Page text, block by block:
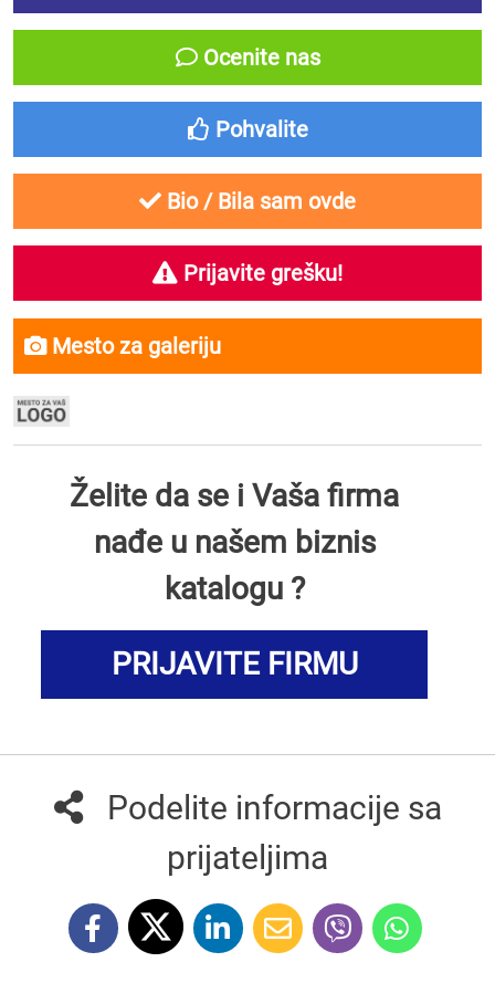
Ocenite nas
Pohvalite
Bio / Bila sam ovde
Prijavite grešku!
Mesto za galeriju
Želite da se i Vaša firma
nađe u našem biznis
katalogu ?
PRIJAVITE FIRMU
Podelite informacije sa
prijateljima